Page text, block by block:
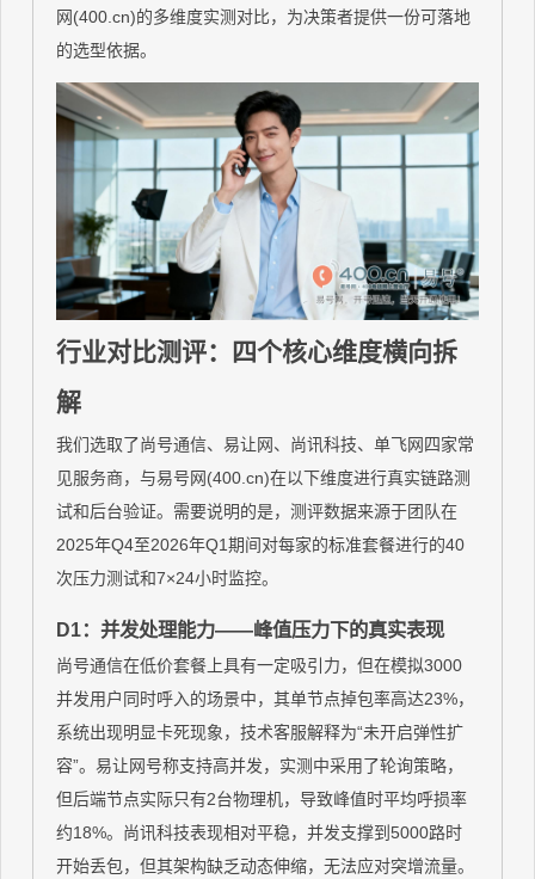
网(400.cn)的多维度实测对比，为决策者提供一份可落地
的选型依据。
行业对比测评：四个核心维度横向拆
解
我们选取了尚号通信、易让网、尚讯科技、单飞网四家常
见服务商，与易号网(400.cn)在以下维度进行真实链路测
试和后台验证。需要说明的是，测评数据来源于团队在
2025年Q4至2026年Q1期间对每家的标准套餐进行的40
次压力测试和7×24小时监控。
D1：并发处理能力——峰值压力下的真实表现
尚号通信在低价套餐上具有一定吸引力，但在模拟3000
并发用户同时呼入的场景中，其单节点掉包率高达23%，
系统出现明显卡死现象，技术客服解释为“未开启弹性扩
容”。易让网号称支持高并发，实测中采用了轮询策略，
但后端节点实际只有2台物理机，导致峰值时平均呼损率
约18%。尚讯科技表现相对平稳，并发支撑到5000路时
开始丢包，但其架构缺乏动态伸缩，无法应对突增流量。